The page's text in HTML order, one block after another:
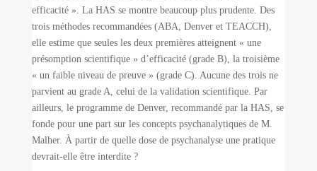
efficacité ». La HAS se montre beaucoup plus prudente. Des
trois méthodes recommandées (ABA, Denver et TEACCH),
elle estime que seules les deux premières atteignent « une
présomption scientifique » d’efficacité (grade B), la troisième
« un faible niveau de preuve » (grade C). Aucune des trois ne
parvient au grade A, celui de la validation scientifique. Par
ailleurs, le programme de Denver, recommandé par la HAS, se
fonde pour une part sur les concepts psychanalytiques de M.
Malher. À partir de quelle dose de psychanalyse une pratique
devrait-elle être interdite ?